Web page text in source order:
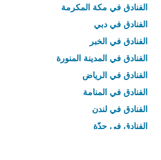
الفنادق في مكة المكرمة
الفنادق في دبي
الفنادق في الخبر
الفنادق في المدينة المنورة
الفنادق في الرياض
الفنادق في المنامة
الفنادق في لندن
الفنادق في جدّة